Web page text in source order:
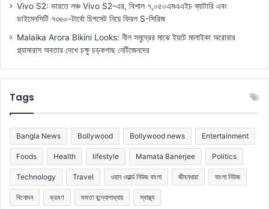
Vivo S2: ভারতে লঞ্চ Vivo S2-এর, বিশাল ৭,০৫০এমএএইচ ব্যাটারি এবং
ডাইমেনসিটি ৭৩৬০-টার্বো চিপসেট নিয়ে ফিরল S-সিরিজ
Malaika Arora Bikini Looks: নীল সমুদ্রের মাঝে ইয়টে মালাইকা অরোরার
গ্ল্যামারাস অবতার দেখে চক্ষু চড়কগাছ নেটিজেনদের
Tags
Bangla News Bollywood Bollywood news Entertainment
Foods Health lifestyle Mamata Banerjee Politics
Technology Travel ওয়ান ওয়ার্ল্ড নিউজ বাংলা জীবনধারা বাংলা নিউজ
বিনোদন ভ্রমণ মমতা বন্দ্যোপাধ্যায় স্বাস্থ্য